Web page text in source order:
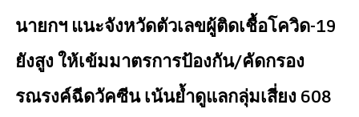
นายกฯ แนะจังหวัดตัวเลขผู้ติดเชื้อโควิด-19
ยังสูง ให้เข้มมาตรการป้องกัน/คัดกรอง
รณรงค์ฉีดวัคซีน เน้นย้ำดูแลกลุ่มเสี่ยง 608